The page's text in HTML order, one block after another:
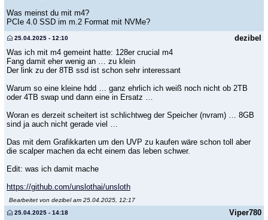
Was meinst du mit m4?
PCIe 4.0 SSD im m.2 Format mit NVMe?
dezibel
25.04.2025 - 12:10
Was ich mit m4 gemeint hatte: 128er crucial m4
Fang damit eher wenig an … zu klein
Der link zu der 8TB ssd ist schon sehr interessant
Warum so eine kleine hdd … ganz ehrlich ich weiß noch nicht ob 2TB
oder 4TB swap und dann eine in Ersatz …
Woran es derzeit scheitert ist schlichtweg der Speicher (nvram) … 8GB
sind ja auch nicht gerade viel …
Das mit dem Grafikkarten um den UVP zu kaufen wäre schon toll aber
die scalper machen da echt einem das leben schwer.
Edit: was ich damit mache
https://github.com/unslothai/unsloth
Bearbeitet von dezibel am 25.04.2025, 12:17
Viper780
25.04.2025 - 14:18